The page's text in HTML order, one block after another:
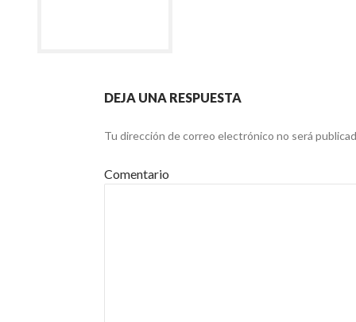
DEJA UNA RESPUESTA
Tu dirección de correo electrónico no será
Comentario